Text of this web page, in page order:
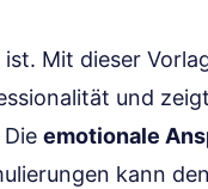
Mit dieser
und
emotionale
kann den